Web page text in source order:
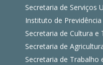
Secretaria de Serviços
Instituto de Previdência
Secretaria de Cultura e
Secretaria de
Secretaria de Trabalho